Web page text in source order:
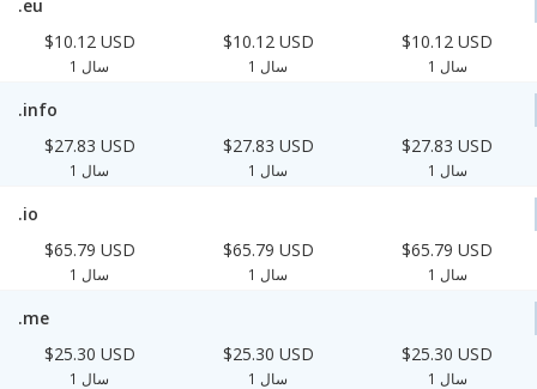
.eu
$10.12 USD
1 سال
$10.12 USD
1 سال
$10.12 USD
1 سال
.info
$27.83 USD
1 سال
$27.83 USD
1 سال
$27.83 USD
1 سال
.io
$65.79 USD
1 سال
$65.79 USD
1 سال
$65.79 USD
1 سال
.me
$25.30 USD
1 سال
$25.30 USD
1 سال
$25.30 USD
1 سال